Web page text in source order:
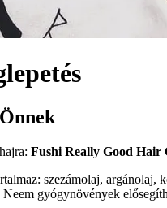
Fushi Really Good Hair
szezámolaj, argánolaj,
gyógynövények